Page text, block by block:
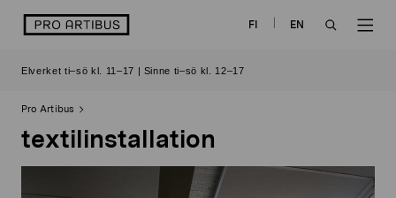
logo FI
EN
Elverket ti–sö kl. 11–17 | Sinne ti–sö kl. 12–17
Pro Artibus
textilinstallation